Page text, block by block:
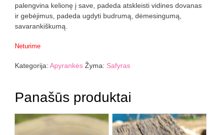
palengvina kelionę į save, padeda atskleisti vidines dovanas
ir gebėjimus, padeda ugdyti budrumą, dėmesingumą,
savarankiškumą.
Neturime
Kategorija: Apyrankės Žyma: Safyras
Panašūs produktai